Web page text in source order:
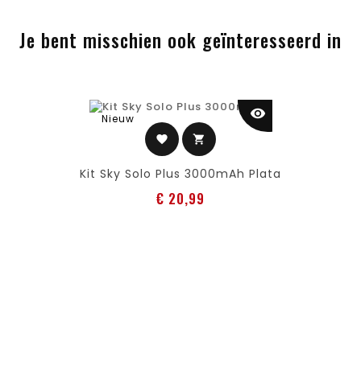
Je bent misschien ook geïnteresseerd in
Nieuw
favorite shopping_cart
visibility
Kit Sky Solo Plus 3000mAh Plata
€ 20,99